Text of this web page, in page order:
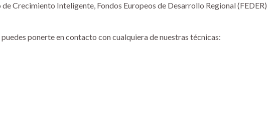
Crecimiento Inteligente, Fondos Europeos de Desarrollo Regional (FEDER)
ponerte en contacto con cualquiera de nuestras técnicas: